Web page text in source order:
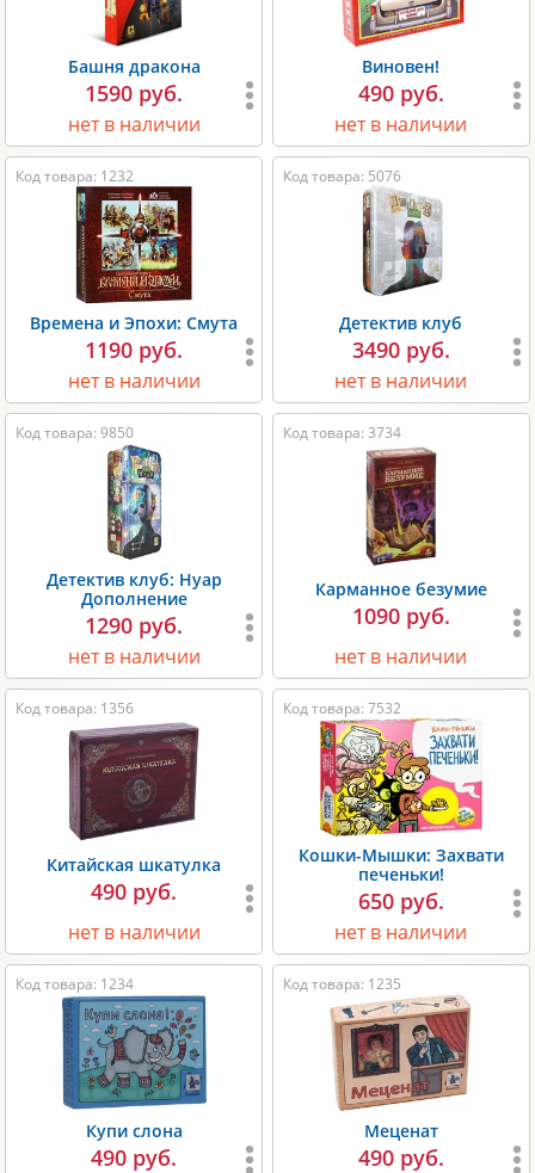
Башня дракона
1590 руб.
нет в наличии
Виновен!
490 руб.
нет в наличии
Код товара: 1232
Времена и Эпохи: Смута
1190 руб.
нет в наличии
Код товара: 5076
Детектив клуб
3490 руб.
нет в наличии
Код товара: 9850
Детектив клуб: Нуар
Дополнение
1290 руб.
нет в наличии
Код товара: 3734
Карманное безумие
1090 руб.
нет в наличии
Код товара: 1356
Китайская шкатулка
490 руб.
нет в наличии
Код товара: 7532
Кошки-Мышки: Захвати
печеньки!
650 руб.
нет в наличии
Код товара: 1234
Купи слона
490 руб.
Код товара: 1235
Меценат
490 руб.